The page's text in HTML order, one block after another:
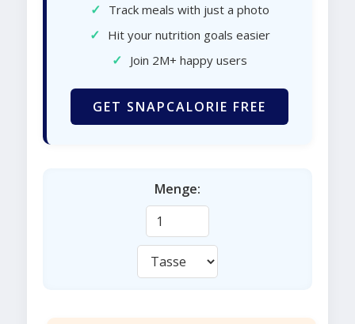
✓ Track meals with just a photo
✓ Hit your nutrition goals easier
✓ Join 2M+ happy users
GET SNAPCALORIE FREE
Menge: